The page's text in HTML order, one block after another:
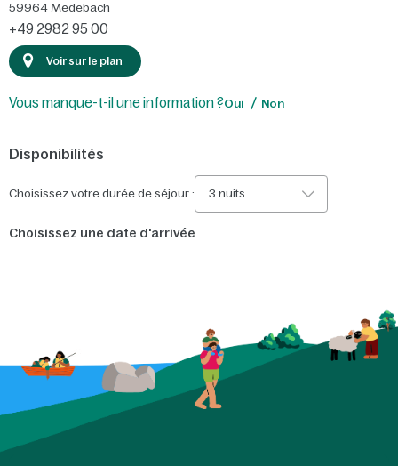
59964 Medebach
+49 2982 95 00
Voir sur le plan
Vous manque-t-il une information ?Oui Non
Disponibilités
Choisissez votre durée de séjour : 3 nuits
Choisissez une date d'arrivée